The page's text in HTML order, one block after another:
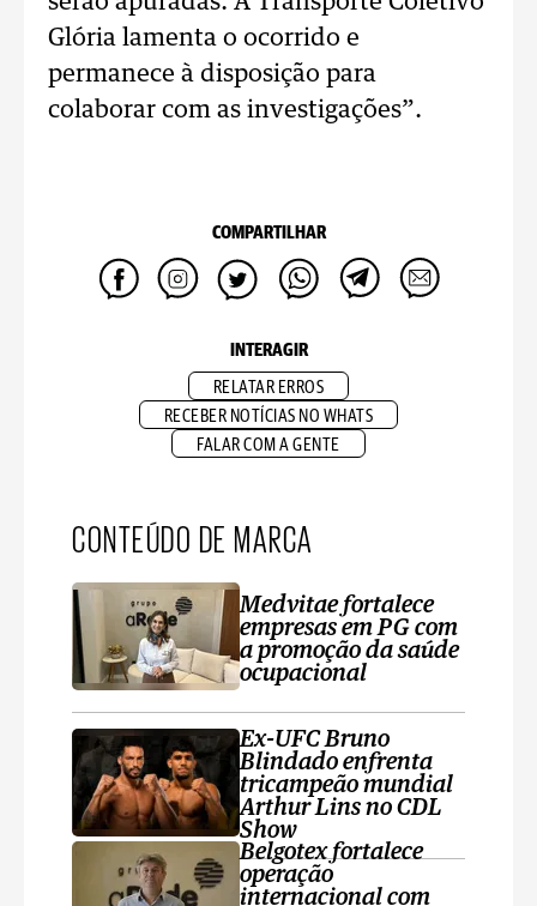
Glória lamenta o ocorrido e
permanece à disposição para
colaborar com as investigações”.
COMPARTILHAR
INTERAGIR
RELATAR ERROS
RECEBER NOTÍCIAS NO WHATS
FALAR COM A GENTE
CONTEÚDO DE MARCA
Medvitae fortalece
empresas em PG com
a promoção da saúde
ocupacional
Ex-UFC Bruno
Blindado enfrenta
tricampeão mundial
Arthur Lins no CDL
Show
Belgotex fortalece
operação
internacional com